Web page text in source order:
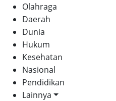
Olahraga
Daerah
Dunia
Hukum
Kesehatan
Nasional
Pendidikan
Lainnya